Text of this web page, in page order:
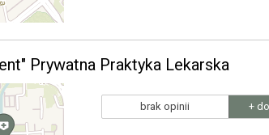
Prywatna Praktyka Lekarska
brak opinii +